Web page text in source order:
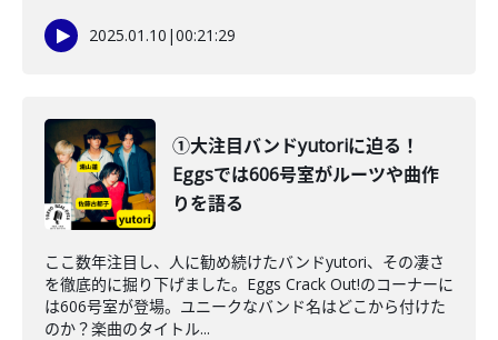
2025.01.10 |00:21:29
①大注目バンドyutoriに迫る！
Eggsでは606号室がルーツや曲作
りを語る
ここ数年注目し、人に勧め続けたバンドyutori、その凄さ
を徹底的に掘り下げました。Eggs Crack Out!のコーナーに
は606号室が登場。ユニークなバンド名はどこから付けた
のか？楽曲のタイトル...